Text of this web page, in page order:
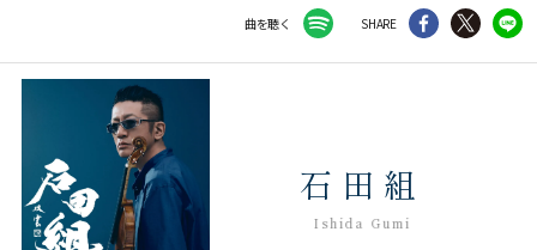
SHARE シェア Twitter
曲を聴く Facebook
石田組